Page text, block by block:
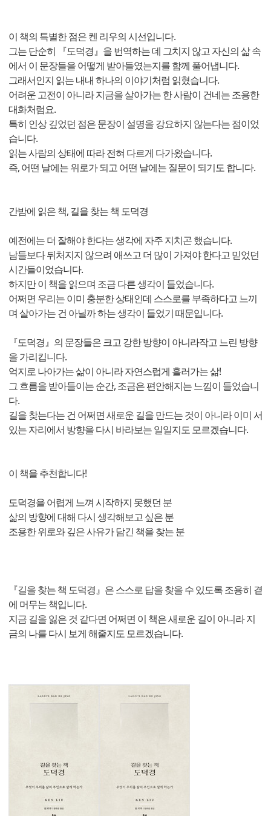
이 책의 특별한 점은 켄 리우의 시선입니다.
그는 단순히 『도덕경』을 번역하는 데 그치지 않고 자신의 삶 속
에서 이 문장들을 어떻게 받아들였는지를 함께 풀어냅니다.
그래서인지 읽는 내내 하나의 이야기처럼 읽혔습니다.
어려운 고전이 아니라 지금을 살아가는 한 사람이 건네는 조용한
대화처럼요.
특히 인상 깊었던 점은 문장이 설명을 강요하지 않는다는 점이었
습니다.
읽는 사람의 상태에 따라 전혀 다르게 다가왔습니다.
즉, 어떤 날에는 위로가 되고 어떤 날에는 질문이 되기도 합니다.
간밤에 읽은 책, 길을 찾는 책 도덕경
예전에는 더 잘해야 한다는 생각에 자주 지치곤 했습니다.
남들보다 뒤처지지 않으려 애쓰고 더 많이 가져야 한다고 믿었던
시간들이었습니다.
하지만 이 책을 읽으며 조금 다른 생각이 들었습니다.
어쩌면 우리는 이미 충분한 상태인데 스스로를 부족하다고 느끼
며 살아가는 건 아닐까 하는 생각이 들었기 때문입니다.
『도덕경』의 문장들은 크고 강한 방향이 아니라작고 느린 방향
을 가리킵니다.
억지로 나아가는 삶이 아니라 자연스럽게 흘러가는 삶!
그 흐름을 받아들이는 순간, 조금은 편안해지는 느낌이 들었습니
다.
길을 찾는다는 건 어쩌면 새로운 길을 만드는 것이 아니라 이미 서
있는 자리에서 방향을 다시 바라보는 일일지도 모르겠습니다.
이 책을 추천합니다!
도덕경을 어렵게 느껴 시작하지 못했던 분
삶의 방향에 대해 다시 생각해보고 싶은 분
조용한 위로와 깊은 사유가 담긴 책을 찾는 분
『길을 찾는 책 도덕경』은 스스로 답을 찾을 수 있도록 조용히 곁
에 머무는 책입니다.
지금 길을 잃은 것 같다면 어쩌면 이 책은 새로운 길이 아니라 지
금의 나를 다시 보게 해줄지도 모르겠습니다.